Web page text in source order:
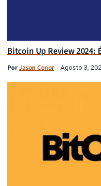
Bitcoin Up Review 2024:
PorJason Conor Agosto 3,